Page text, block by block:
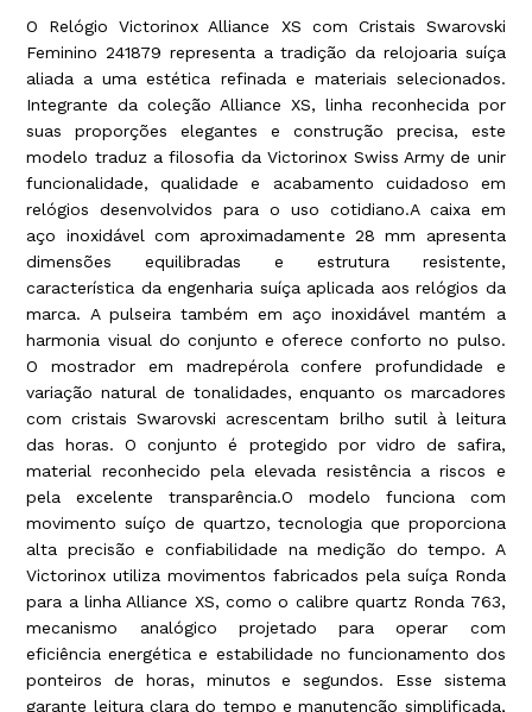
O Relógio Victorinox Alliance XS com Cristais Swarovski
Feminino 241879 representa a tradição da relojoaria suíça
aliada a uma estética refinada e materiais selecionados.
Integrante da coleção Alliance XS, linha reconhecida por
suas proporções elegantes e construção precisa, este
modelo traduz a filosofia da Victorinox Swiss Army de unir
funcionalidade, qualidade e acabamento cuidadoso em
relógios desenvolvidos para o uso cotidiano.A caixa em
aço inoxidável com aproximadamente 28 mm apresenta
dimensões equilibradas e estrutura resistente,
característica da engenharia suíça aplicada aos relógios da
marca. A pulseira também em aço inoxidável mantém a
harmonia visual do conjunto e oferece conforto no pulso.
O mostrador em madrepérola confere profundidade e
variação natural de tonalidades, enquanto os marcadores
com cristais Swarovski acrescentam brilho sutil à leitura
das horas. O conjunto é protegido por vidro de safira,
material reconhecido pela elevada resistência a riscos e
pela excelente transparência.O modelo funciona com
movimento suíço de quartzo, tecnologia que proporciona
alta precisão e confiabilidade na medição do tempo. A
Victorinox utiliza movimentos fabricados pela suíça Ronda
para a linha Alliance XS, como o calibre quartz Ronda 763,
mecanismo analógico projetado para operar com
eficiência energética e estabilidade no funcionamento dos
ponteiros de horas, minutos e segundos. Esse sistema
garante leitura clara do tempo e manutenção simplificada,